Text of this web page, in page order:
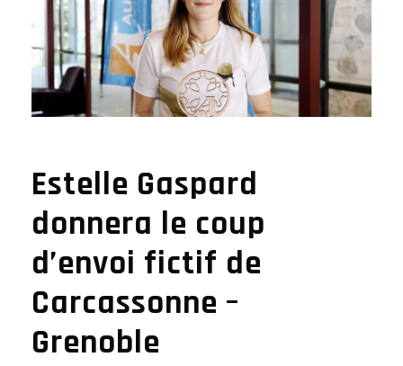
Estelle Gaspard
donnera le coup
d’envoi fictif de
Carcassonne –
Grenoble